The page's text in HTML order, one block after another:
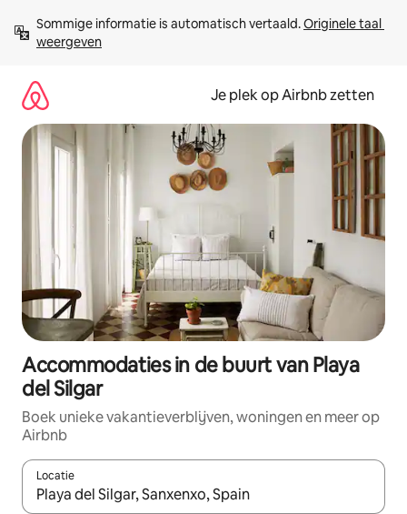
direct
naar
Sommige informatie is automatisch vertaald. Originele taal
weergeven
Je plek op Airbnb zetten
Accommodaties in de buurt van Playa
del Silgar
Boek unieke vakantieverblijven, woningen en meer op
Airbnb
Locatie
Wanneer er resultaten beschikbaar zijn, maak je een keuze